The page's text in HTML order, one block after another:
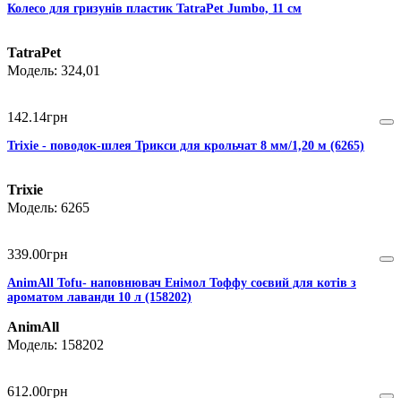
Колесо для гризунів пластик TatraPet Jumbo, 11 см
TatraPet
324,01
142.14грн
Trixie - поводок-шлея Трикси для крольчат 8 мм/1,20 м (6265)
Trixie
6265
339.00грн
AnimAll Тоfu- наповнювач Енімол Тоффу соєвий для котів з
ароматом лаванди 10 л (158202)
AnimAll
158202
612.00грн